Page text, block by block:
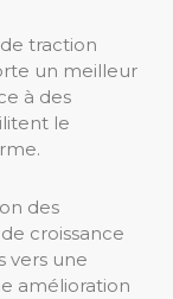
de traction
un meilleur
à des
le
des
croissance
vers une
amélioration